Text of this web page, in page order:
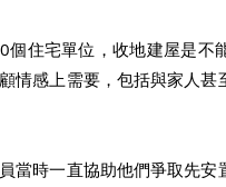
住宅單位，收地建屋是不
情感上需要，包括與家人
時一直協助他們爭取先安